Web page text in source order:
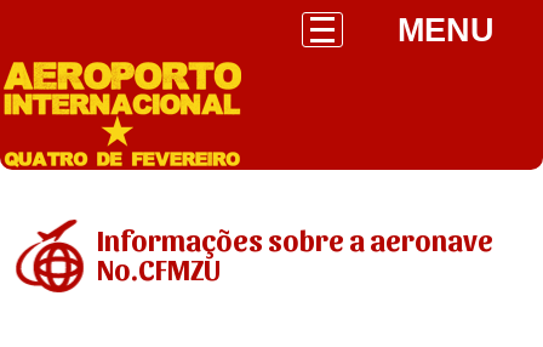
MENU
Informações sobre a aeronave
No.CFMZU